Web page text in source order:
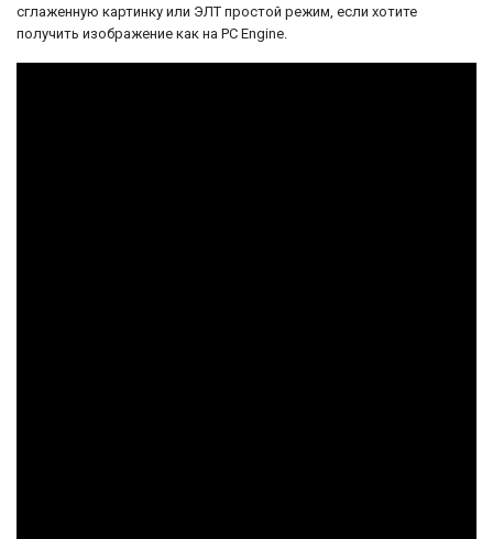
сглаженную картинку или ЭЛТ простой режим, если хотите
получить изображение как на PC Engine.